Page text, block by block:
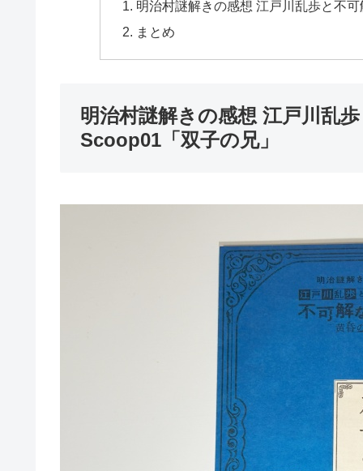
明治村謎解きの感想 江戸川乱歩と不
まとめ
明治村謎解きの感想 江戸川乱
Scoop01「双子の兄」